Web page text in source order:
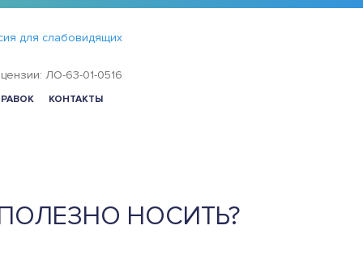
для слабовидящих
ЛО-63-01-0516
КОНТАКТЫ
НОСИТЬ?